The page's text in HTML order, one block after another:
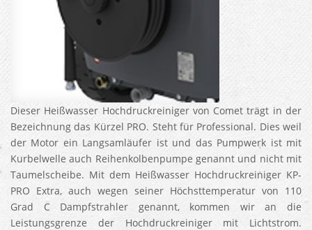
Dieser Heißwasser Hochdruckreiniger von Comet trägt in der
Bezeichnung das Kürzel PRO. Steht für Professional. Dies weil
der Motor ein Langsamläufer ist und das Pumpwerk ist mit
Kurbelwelle auch Reihenkolbenpumpe genannt und nicht mit
Taumelscheibe. Mit dem Heißwasser Hochdruckreiniger KP-
PRO Extra, auch wegen seiner Höchsttemperatur von 110
Grad C Dampfstrahler genannt, kommen wir an die
Leistungsgrenze der Hochdruckreiniger mit Lichtstrom.